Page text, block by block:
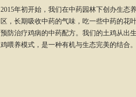
2015年初开始，我们在中药园林下创办生态
区，长期吸收中药的气味，吃一些中药的花
预防治疗鸡病的中药配方。我们的土鸡从出
鸡喂养模式，是一种有机与生态完美的结合。